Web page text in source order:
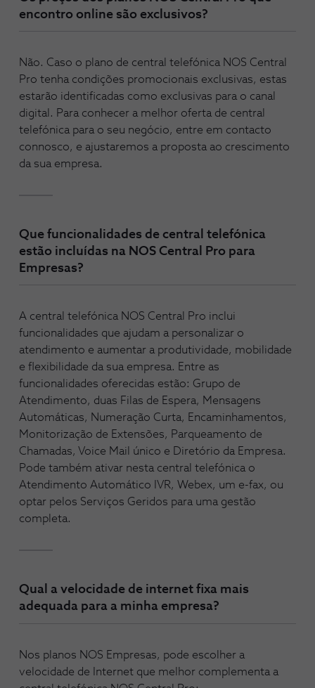
encontro online são exclusivos?
Não. Caso o plano de central telefónica NOS Central
Pro tenha condições promocionais exclusivas, estas
estarão identificadas como exclusivas para o canal
digital. Para conhecer a melhor oferta de central
telefónica para o seu negócio, entre em contacto
connosco, e ajustaremos a proposta ao crescimento
da sua empresa.
Que funcionalidades de central telefónica
estão incluídas na NOS Central Pro para
Empresas?
A central telefónica NOS Central Pro inclui
funcionalidades que ajudam a personalizar o
atendimento e aumentar a produtividade, mobilidade
e flexibilidade da sua empresa. Entre as
funcionalidades oferecidas estão: Grupo de
Atendimento, duas Filas de Espera, Mensagens
Automáticas, Numeração Curta, Encaminhamentos,
Monitorização de Extensões, Parqueamento de
Chamadas, Voice Mail único e Diretório da Empresa.
Pode também ativar nesta central telefónica o
Atendimento Automático IVR, Webex, um e-fax, ou
optar pelos Serviços Geridos para uma gestão
completa.
Qual a velocidade de internet fixa mais
adequada para a minha empresa?
Nos planos NOS Empresas, pode escolher a
velocidade de Internet que melhor complementa a